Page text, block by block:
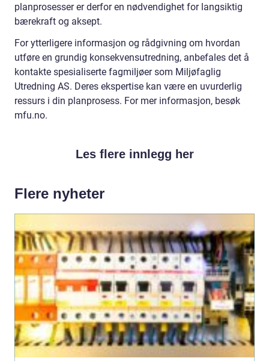
planprosesser er derfor en nødvendighet for langsiktig
bærekraft og aksept.
For ytterligere informasjon og rådgivning om hvordan
utføre en grundig konsekvensutredning, anbefales det å
kontakte spesialiserte fagmiljøer som Miljøfaglig
Utredning AS. Deres ekspertise kan være en uvurderlig
ressurs i din planprosess. For mer informasjon, besøk
mfu.no.
Les flere innlegg her
Flere nyheter